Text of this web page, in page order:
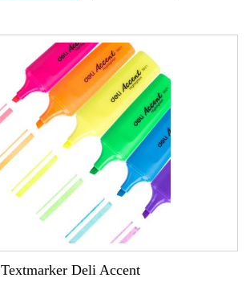
Textmarker Deli Accent